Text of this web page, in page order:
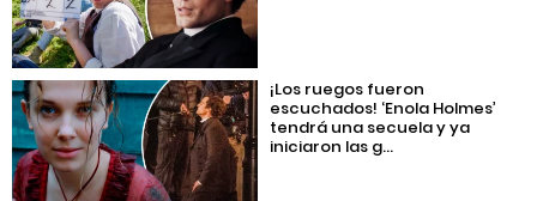
¡Los ruegos fueron
escuchados! ‘Enola Holmes’
tendrá una secuela y ya
iniciaron las g...